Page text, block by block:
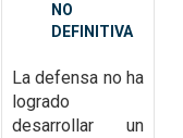
NO
DEFINITIVA
La defensa no ha
logrado
desarrollar un